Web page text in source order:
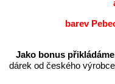
barev
Jako bonus
dárek od českého